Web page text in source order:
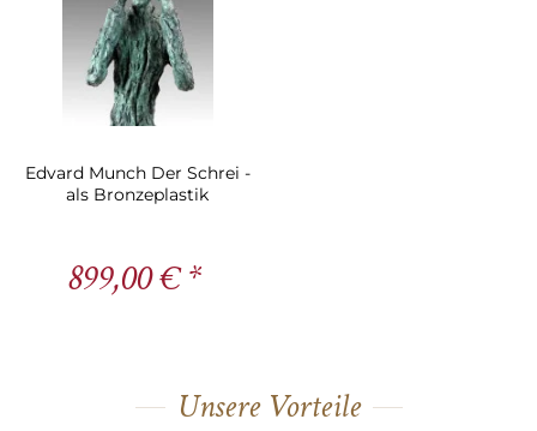
Edvard Munch Der Schrei -
als Bronzeplastik
899,00 € *
Unsere Vorteile